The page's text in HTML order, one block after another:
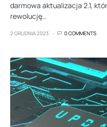
darmowa aktualizacja 2.1,
rewolucję…
2 GRUDNIA 2023 0 COMMENTS